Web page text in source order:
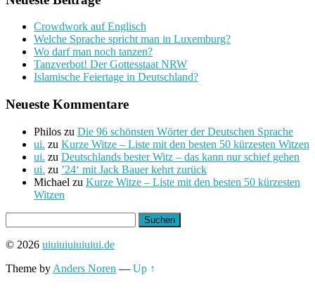
Crowdwork auf Englisch
Welche Sprache spricht man in Luxemburg?
Wo darf man noch tanzen?
Tanzverbot! Der Gottesstaat NRW
Islamische Feiertage in Deutschland?
Neueste Kommentare
Philos zu Die 96 schönsten Wörter der Deutschen Sprache
ui. zu Kurze Witze – Liste mit den besten 50 kürzesten Witzen
ui. zu Deutschlands bester Witz – das kann nur schief gehen
ui. zu ’24‘ mit Jack Bauer kehrt zurück
Michael zu Kurze Witze – Liste mit den besten 50 kürzesten
Witzen
nach:
© 2026 uiuiuiuiuiuiui.de
Theme by Anders Noren — Up ↑